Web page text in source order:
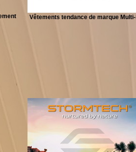
Vêtements tendance de marque